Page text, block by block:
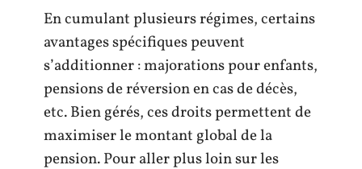
En cumulant plusieurs régimes, certains
avantages spécifiques peuvent
s’additionner : majorations pour enfants,
pensions de réversion en cas de décès,
etc. Bien gérés, ces droits permettent de
maximiser le montant global de la
pension. Pour aller plus loin sur les